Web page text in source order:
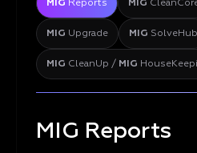
MIG Reports MIG
MIG Upgrade MIG SolveHub
MIG CleanUp / MIG
MIG Reports